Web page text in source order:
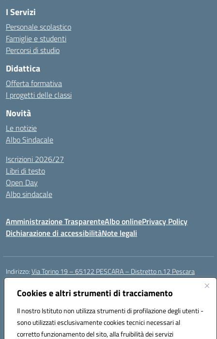
Cookies e altri strumenti di tracciamento
Il nostro Istituto non utilizza strumenti di profilazione degli utenti -
sono utilizzati esclusivamente cookies tecnici necessari al
corretto funzionamento del sito, alla fruibilità dei servizi
I Servizi
Personale scolastico
Famiglie e studenti
Percorsi di studio
Didattica
Offerta formativa
I progetti delle classi
Novità
Le notizie
Albo Sindacale
Iscrizioni 2026/27
Libri di testo
Open Day
Albo sindacale
Amministrazione TrasparenteAlbo onlinePrivacy Policy
Dichiarazione di accessibilitàNote legali
Indirizzo:Via Torino 19 – 65122 PESCARA – Distretto n.12 Pescara
Centralino:
Posta elettronica certificata (PEC):peic835007@pec.istruzione.it
Codice fiscale: 91117430685
Codice meccanografico:PEIC835007
Codice Indice delle Pubbliche Amministrazioni (IPA): istsc_peic835007